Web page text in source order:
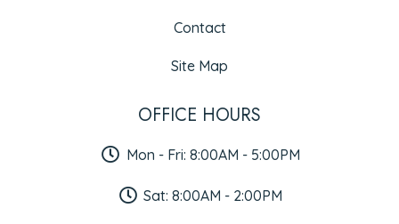
Contact
Site Map
OFFICE HOURS
Mon - Fri: 8:00AM - 5:00PM
Sat: 8:00AM - 2:00PM